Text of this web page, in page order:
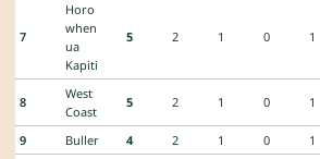
7
Horo
when
ua
Kapiti
5 2 1 0 1
8
West
Coast
5 2 1 0 1
9 Buller 4 2 1 0 1